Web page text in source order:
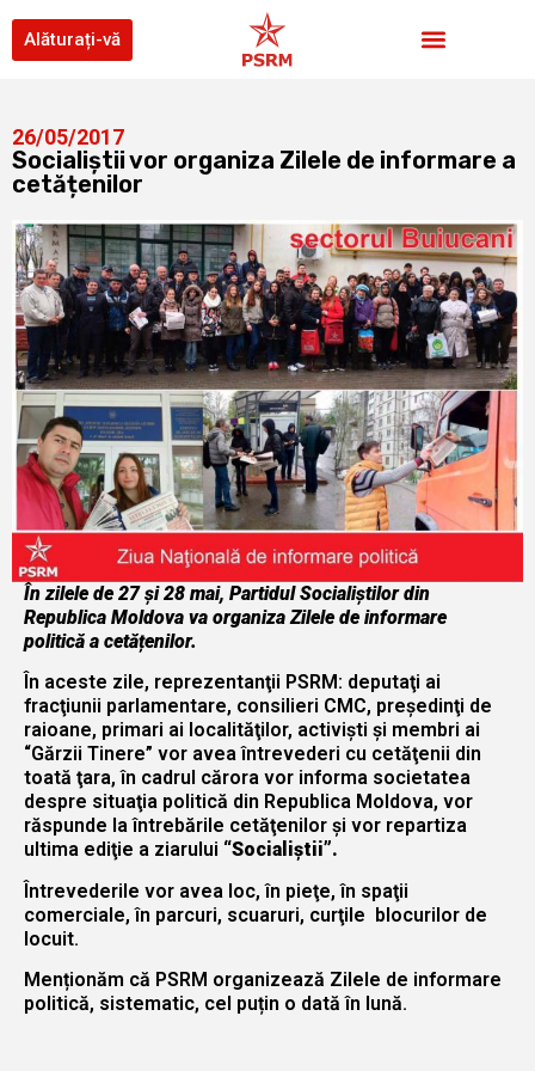
Alăturați-vă
26/05/2017
Socialiștii vor organiza Zilele de informare a
cetățenilor
În zilele de 27 şi 28 mai, Partidul Socialiştilor din
Republica Moldova va organiza Zilele de informare
politică a cetățenilor.
În aceste zile, reprezentanţii PSRM: deputaţi ai
fracţiunii parlamentare, consilieri CMC, preşedinţi de
raioane, primari ai localităţilor, activiști și membri ai
“Gărzii Tinere” vor avea întrevederi cu cetăţenii din
toată ţara, în cadrul cărora vor informa societatea
despre situaţia politică din Republica Moldova, vor
răspunde la întrebările cetăţenilor și vor repartiza
ultima ediţie a ziarului “Socialiştii”.
Întrevederile vor avea loc, în pieţe, în spaţii
comerciale, în parcuri, scuaruri, curţile blocurilor de
locuit.
Menționăm că PSRM organizează Zilele de informare
politică, sistematic, cel puțin o dată în lună.